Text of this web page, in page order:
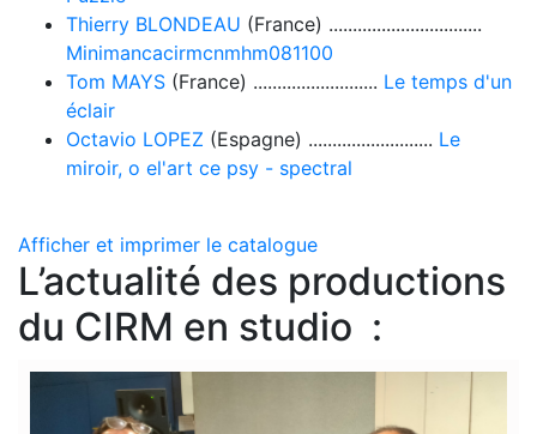
Thierry BLONDEAU (France) ................................
Minimancacirmcnmhm081100
Tom MAYS (France) .......................... Le temps d'un
éclair
Octavio LOPEZ (Espagne) .......................... Le
miroir, o el'art ce psy - spectral
Afficher et imprimer le catalogue
L’actualité des productions
du CIRM en studio :